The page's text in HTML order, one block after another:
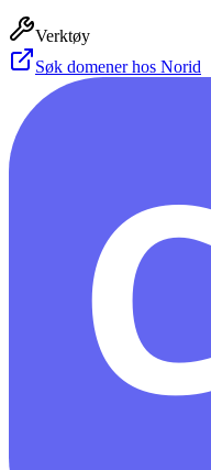
Verktøy
Søk domener hos Norid